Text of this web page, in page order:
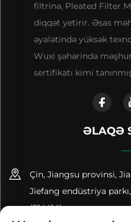
filtrinə, Pleated Filter
diqqət yetirir. Əsas
əyalətində yüksək
Wuxi şəhərində
sertifikatı kimi
ƏLAQƏ
Çin, Jiangsu provinsi,
Jiefang endüstriya
(214414)